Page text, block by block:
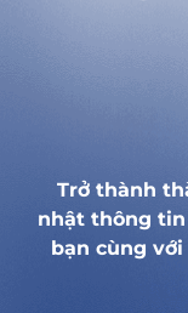
Trở thành
nhật thông
bạn cùng